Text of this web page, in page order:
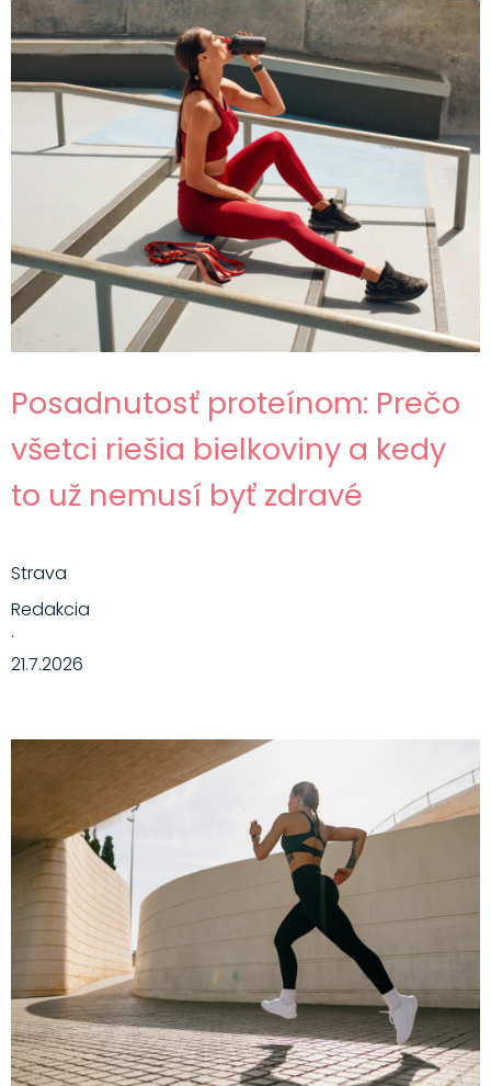
Posadnutosť proteínom: Prečo
všetci riešia bielkoviny a kedy
to už nemusí byť zdravé
Strava
Redakcia
·
21.7.2026